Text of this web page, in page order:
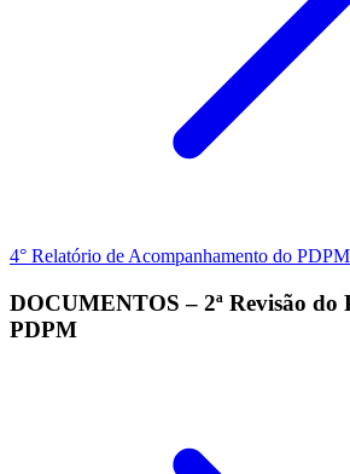
4° Relatório de Acompanhamento do
DOCUMENTOS – 2ª Revisão do
PDPM